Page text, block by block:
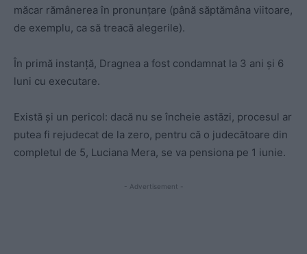
măcar rămânerea în pronunțare (până săptămâna viitoare,
de exemplu, ca să treacă alegerile).
În primă instanță, Dragnea a fost condamnat la 3 ani și 6
luni cu executare.
Există și un pericol: dacă nu se încheie astăzi, procesul ar
putea fi rejudecat de la zero, pentru că o judecătoare din
completul de 5, Luciana Mera, se va pensiona pe 1 iunie.
- Advertisement -